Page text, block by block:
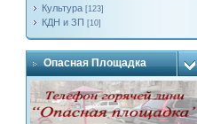
Культура [123]
КДН и ЗП [10]
Опасная Площадка